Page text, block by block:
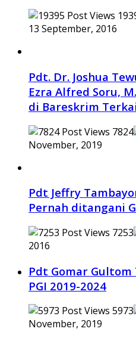
13 September, 2016
Pdt. Dr. Joshua
Ezra Alfred Soru,
di Bareskrim
7824
November, 2019
Pdt Jeffry
Pernah ditangani
7253
2016
Pdt Gomar
PGI 2019-2024
5973
November, 2019